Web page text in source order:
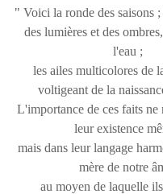
" Voici la ronde des saisons
des lumières et des
l'eau ;
les ailes multicolores de
voltigeant de la
L'importance de ces faits ne
leur existence
mais dans leur langage
mère de notre
au moyen de laquelle